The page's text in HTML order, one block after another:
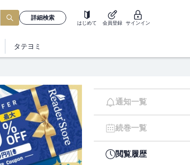
詳細検索
はじめて 会員登録 サインイン
タテヨミ
通知一覧
続巻一覧
閲覧履歴